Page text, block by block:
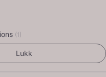
(1)
Lukk